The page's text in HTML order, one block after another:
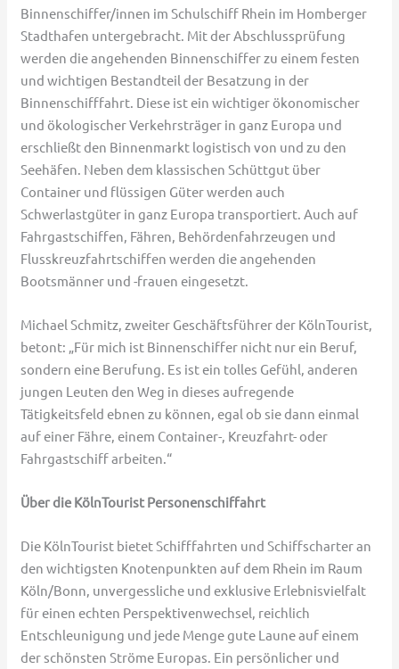
Binnenschiffer/innen im Schulschiff Rhein im Homberger
Stadthafen untergebracht. Mit der Abschlussprüfung
werden die angehenden Binnenschiffer zu einem festen
und wichtigen Bestandteil der Besatzung in der
Binnenschifffahrt. Diese ist ein wichtiger ökonomischer
und ökologischer Verkehrsträger in ganz Europa und
erschließt den Binnenmarkt logistisch von und zu den
Seehäfen. Neben dem klassischen Schüttgut über
Container und flüssigen Güter werden auch
Schwerlastgüter in ganz Europa transportiert. Auch auf
Fahrgastschiffen, Fähren, Behördenfahrzeugen und
Flusskreuzfahrtschiffen werden die angehenden
Bootsmänner und -frauen eingesetzt.
Michael Schmitz, zweiter Geschäftsführer der KölnTourist,
betont: „Für mich ist Binnenschiffer nicht nur ein Beruf,
sondern eine Berufung. Es ist ein tolles Gefühl, anderen
jungen Leuten den Weg in dieses aufregende
Tätigkeitsfeld ebnen zu können, egal ob sie dann einmal
auf einer Fähre, einem Container-, Kreuzfahrt- oder
Fahrgastschiff arbeiten.“
Über die KölnTourist Personenschiffahrt
Die KölnTourist bietet Schifffahrten und Schiffscharter an
den wichtigsten Knotenpunkten auf dem Rhein im Raum
Köln/Bonn, unvergessliche und exklusive Erlebnisvielfalt
für einen echten Perspektivenwechsel, reichlich
Entschleunigung und jede Menge gute Laune auf einem
der schönsten Ströme Europas. Ein persönlicher und